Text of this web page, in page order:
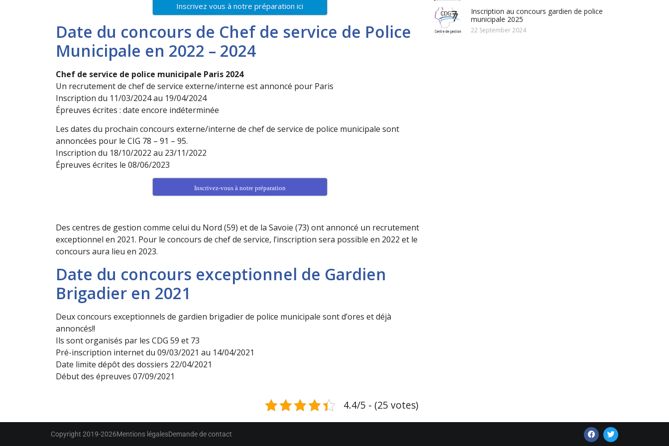
Inscrivez vous à notre préparation ici
Date du concours de Chef de service de Police
Municipale en 2022 – 2024
Chef de service de police municipale Paris 2024
Un recrutement de chef de service externe/interne est annoncé pour Paris
Inscription du 11/03/2024 au 19/04/2024
Épreuves écrites : date encore indéterminée
Les dates du prochain concours externe/interne de chef de service de police municipale sont
annoncées pour le CIG 78 – 91 – 95.
Inscription du 18/10/2022 au 23/11/2022
Épreuves écrites le 08/06/2023
Inscrivez-vous à notre préparation
Des centres de gestion comme celui du Nord (59) et de la Savoie (73) ont annoncé un recrutement
exceptionnel en 2021. Pour le concours de chef de service, l’inscription sera possible en 2022 et le
concours aura lieu en 2023.
Date du concours exceptionnel de Gardien
Brigadier en 2021
Deux concours exceptionnels de gardien brigadier de police municipale sont d’ores et déjà
annoncés!!
Ils sont organisés par les CDG 59 et 73
Pré-inscription internet du 09/03/2021 au 14/04/2021
Date limite dépôt des dossiers 22/04/2021
Début des épreuves 07/09/2021
4.4/5 - (25 votes)
Inscription au concours gardien de police
municipale 2025
22 September 2024
Copyright 2019-2026Mentions légalesDemande de contact